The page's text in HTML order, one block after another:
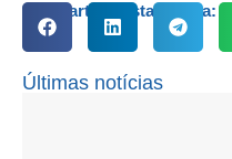
Compartilhe esta notícia:
Últimas notícias